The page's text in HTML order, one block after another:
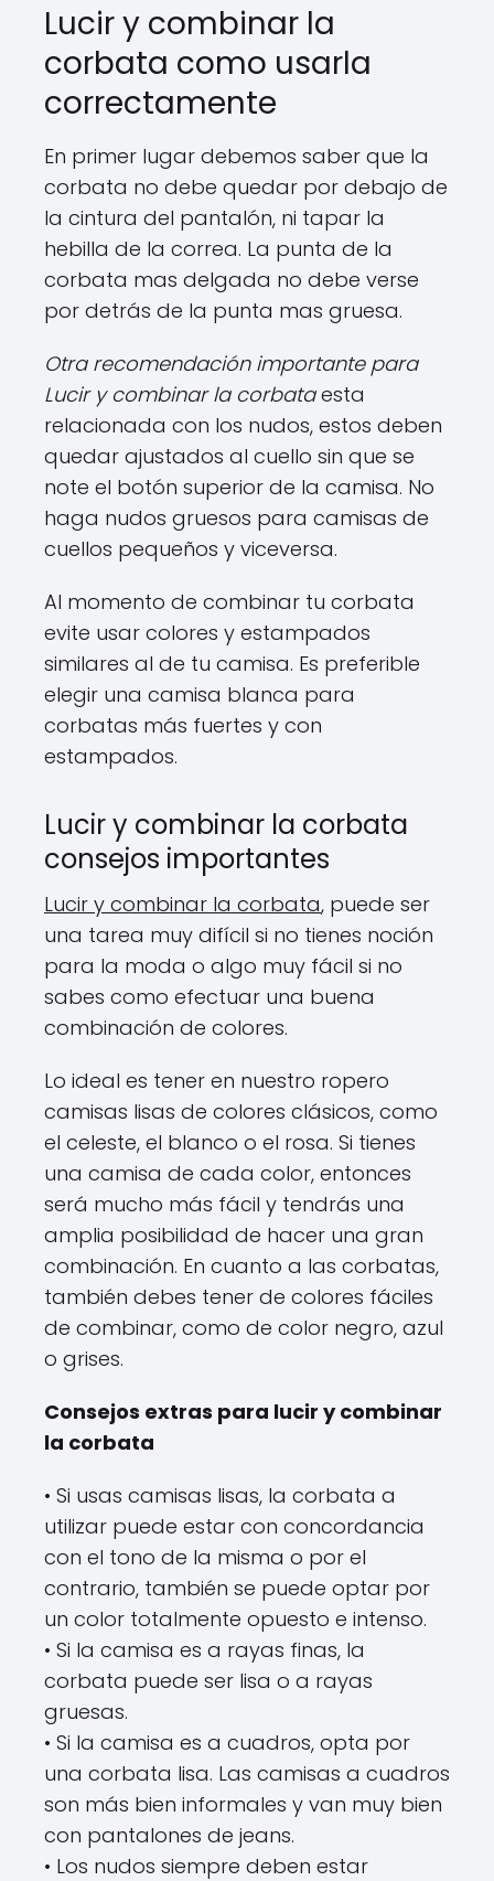
Lucir y combinar la
corbata como usarla
correctamente
En primer lugar debemos saber que la
corbata no debe quedar por debajo de
la cintura del pantalón, ni tapar la
hebilla de la correa. La punta de la
corbata mas delgada no debe verse
por detrás de la punta mas gruesa.
Otra recomendación importante para
Lucir y combinar la corbataesta
relacionada con los nudos, estos deben
quedar ajustados al cuello sin que se
note el botón superior de la camisa. No
haga nudos gruesos para camisas de
cuellos pequeños y viceversa.
Al momento de combinar tu corbata
evite usar colores y estampados
similares al de tu camisa. Es preferible
elegir una camisa blanca para
corbatas más fuertes y con
estampados.
Lucir y combinar la corbata
consejos importantes
Lucir y combinar la corbata, puede ser
una tarea muy difícil si no tienes noción
para la moda o algo muy fácil si no
sabes como efectuar una buena
combinación de colores.
Lo ideal es tener en nuestro ropero
camisas lisas de colores clásicos, como
el celeste, el blanco o el rosa. Si tienes
una camisa de cada color, entonces
será mucho más fácil y tendrás una
amplia posibilidad de hacer una gran
combinación. En cuanto a las corbatas,
también debes tener de colores fáciles
de combinar, como de color negro, azul
o grises.
Consejos extras para lucir y combinar
la corbata
• Si usas camisas lisas, la corbata a
utilizar puede estar con concordancia
con el tono de la misma o por el
contrario, también se puede optar por
un color totalmente opuesto e intenso.
• Si la camisa es a rayas finas, la
corbata puede ser lisa o a rayas
gruesas.
• Si la camisa es a cuadros, opta por
una corbata lisa. Las camisas a cuadros
son más bien informales y van muy bien
con pantalones de jeans.
• Los nudos siempre deben estar